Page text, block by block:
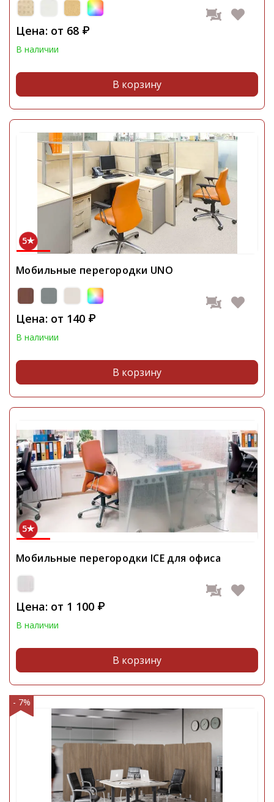
Цена: от 68 ₽
В наличии
В корзину
5
Мобильные перегородки UNO
Цена: от 140 ₽
В наличии
В корзину
5
Мобильные перегородки ICE для офиса
Цена: от 1 100 ₽
В наличии
В корзину
- 7%